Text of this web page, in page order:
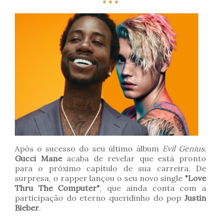
Após o sucesso do seu último álbum Evil Genius,
Gucci Maneacaba de revelar que está pronto
para o próximo capítulo de sua carreira. De
surpresa, o rapper lançou o seu novo single "Love
Thru The Computer", que ainda conta com a
participação do eterno queridinho do pop Justin
Bieber.